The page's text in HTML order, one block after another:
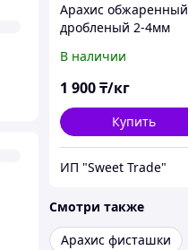
Арахис обжаренный
дробленый 2-4мм
В наличии
1 900₸/кг
Купить
ИП "Sweet Trade"
Смотри также
Арахис фисташки